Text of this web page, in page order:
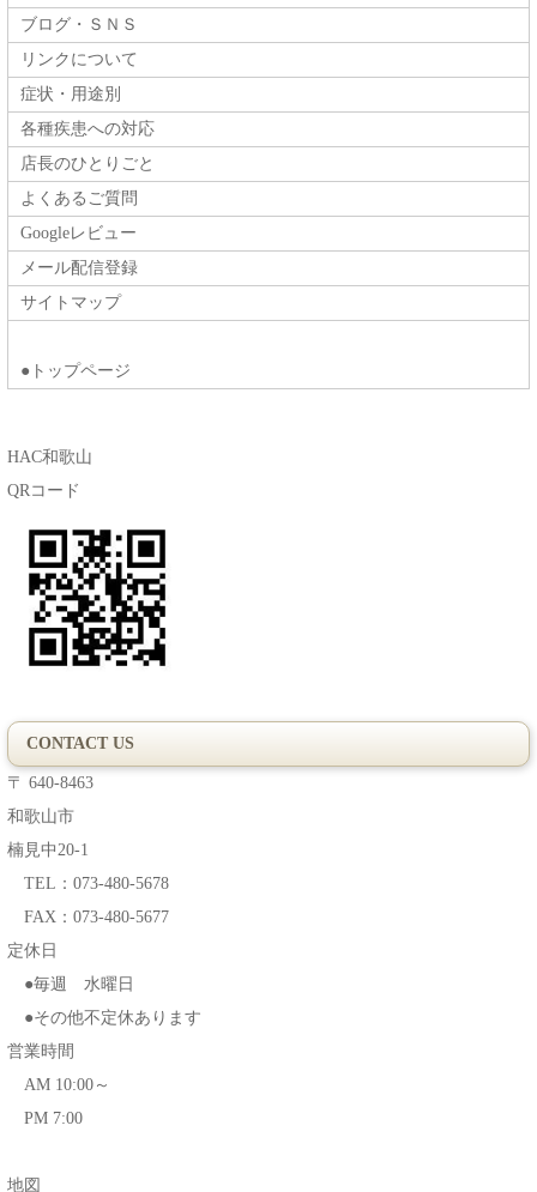
ブログ・ＳＮＳ
リンクについて
症状・用途別
各種疾患への対応
店長のひとりごと
よくあるご質問
Googleレビュー
メール配信登録
サイトマップ
●トップページ
HAC和歌山
QRコード
CONTACT US
〒 640-8463
和歌山市
楠見中20-1
TEL：073-480-5678
FAX：073-480-5677
定休日
●毎週 水曜日
●その他不定休あります
営業時間
AM 10:00～
PM 7:00
地図